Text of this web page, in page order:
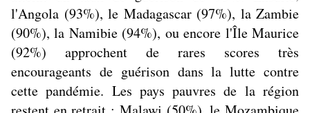
l'Angola (93%), le Madagascar (97%), la Zambie
(90%), la Namibie (94%), ou encore l'Île Maurice
(92%) approchent de rares scores très
encourageants de guérison dans la lutte contre
cette pandémie. Les pays pauvres de la région